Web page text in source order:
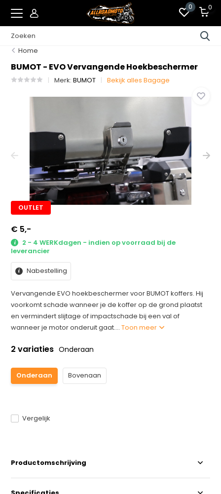
0 0
Home
BUMOT - EVO Vervangende Hoekbeschermer
Merk:BUMOT Bekijk alles Bagage
OUTLET
€ 5,-
2 - 4 WERKdagen - indien op voorraad bij de
leverancier
Nabestelling
Vervangende EVO hoekbeschermer voor BUMOT koffers. Hij
voorkomt schade wanneer je de koffer op de grond plaatst
en vermindert slijtage of impactschade bij een val of
wanneer je motor onderuit gaat....Toon meer
2 variaties Onderaan
Onderaan Bovenaan
Vergelijk
Productomschrijving